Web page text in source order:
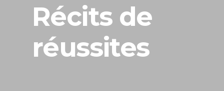
Récits de
réussites